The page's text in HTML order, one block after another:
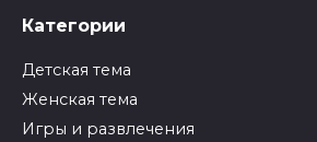
Категории
Детская тема
Женская тема
Игры и развлечения